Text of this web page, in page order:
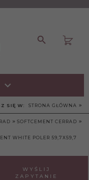
SIĘ W: STRONA GŁÓWNA
SOFTCEMENT CERRAD
WHITE POLER 59,7X59,7
WYŚLIJ
ZAPYTANIE